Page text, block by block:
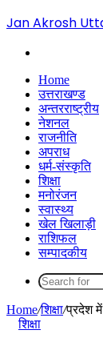
Jan Akrosh
Home
उत्तराखण्ड
अन्तरराष्ट्रीय
नेशनल
राजनीति
अपराध
धर्म-संस्कृति
शिक्षा
मनोरंजन
स्वास्थ्य
खेल खिलाड़ी
राशिफल
सम्पादकीय
Home/शिक्षा/प्रदेश में
शिक्षा